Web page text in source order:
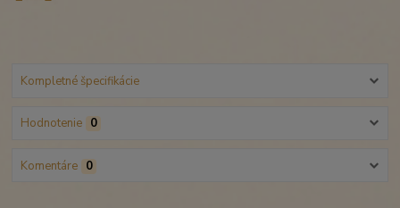
Kompletné špecifikácie
Hodnotenie 0
Komentáre 0